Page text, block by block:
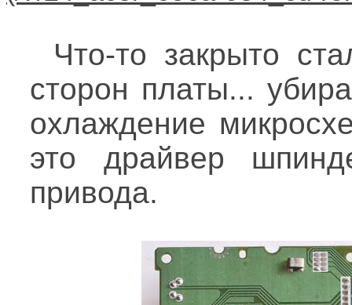
Что-то закрыто
сторон платы...
охлаждение
это драйвер
привода.